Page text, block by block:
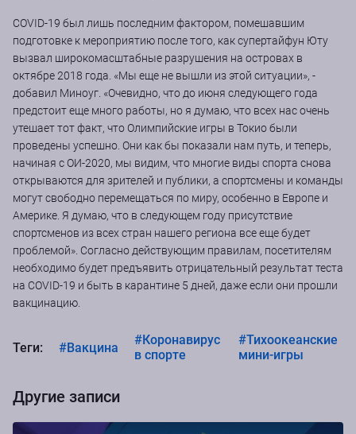
COVID-19 был лишь последним фактором, помешавшим
подготовке к мероприятию после того, как супертайфун Юту
вызвал широкомасштабные разрушения на островах в
октябре 2018 года. «Мы еще не вышли из этой ситуации», -
добавил Миноуг. «Очевидно, что до июня следующего года
предстоит еще много работы, но я думаю, что всех нас очень
утешает тот факт, что Олимпийские игры в Токио были
проведены успешно. Они как бы показали нам путь, и теперь,
начиная с ОИ-2020, мы видим, что многие виды спорта снова
открываются для зрителей и публики, а спортсмены и команды
могут свободно перемещаться по миру, особенно в Европе и
Америке. Я думаю, что в следующем году присутствие
спортсменов из всех стран нашего региона все еще будет
проблемой». Согласно действующим правилам, посетителям
необходимо будет предъявить отрицательный результат теста
на COVID-19 и быть в карантине 5 дней, даже если они прошли
вакцинацию.
Теги: #Вакцина
#Коронавирус
в спорте
#Тихоокеанские
мини-игры
Другие записи